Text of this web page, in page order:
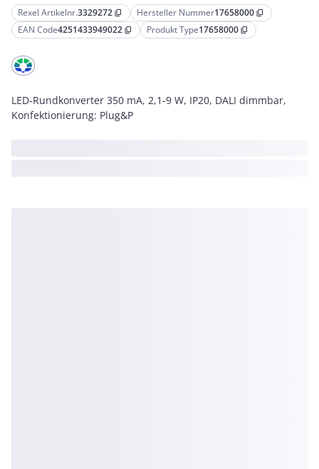
Rexel Artikelnr.3329272 content_copy Hersteller Nummer17658000 content_copy
EAN Code4251433949022 content_copy Produkt Type17658000 content_copy
LED-Rundkonverter 350 mA, 2,1-9 W, IP20, DALI dimmbar,
Konfektionierung: Plug&P